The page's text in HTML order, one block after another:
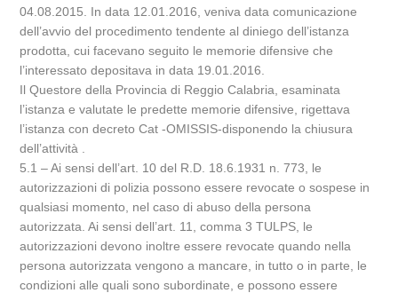
04.08.2015. In data 12.01.2016, veniva data comunicazione
dell’avvio del procedimento tendente al diniego dell’istanza
prodotta, cui facevano seguito le memorie difensive che
l’interessato depositava in data 19.01.2016.
Il Questore della Provincia di Reggio Calabria, esaminata
l’istanza e valutate le predette memorie difensive, rigettava
l’istanza con decreto Cat -OMISSIS-disponendo la chiusura
dell’attività .
5.1 – Ai sensi dell’art. 10 del R.D. 18.6.1931 n. 773, le
autorizzazioni di polizia possono essere revocate o sospese in
qualsiasi momento, nel caso di abuso della persona
autorizzata. Ai sensi dell’art. 11, comma 3 TULPS, le
autorizzazioni devono inoltre essere revocate quando nella
persona autorizzata vengono a mancare, in tutto o in parte, le
condizioni alle quali sono subordinate, e possono essere